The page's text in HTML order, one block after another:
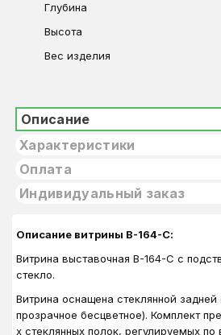
Глубина
Высота
Вес изделия
Описание
Характеристики
Оплата
Индивидуальный заказ
Описание витрины В-164-С:
Витрина выставочная В-164-С с
стекло.
Витрина оснащена стеклянной задней
прозрачное бесцветное). Комплект
х стеклянных полок, регулируемых по